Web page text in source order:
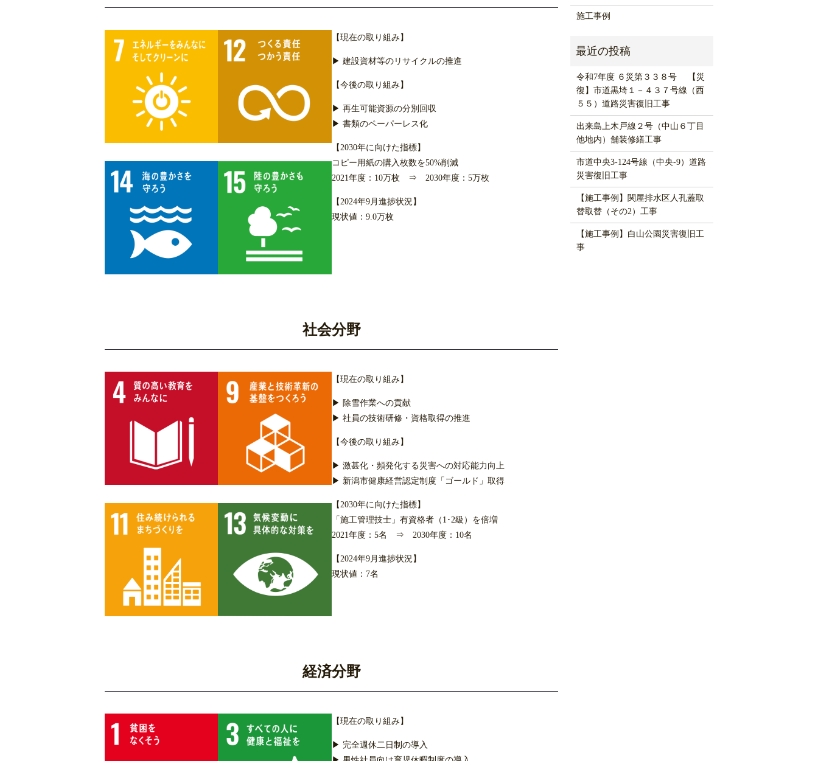
【現在の取り組み】
▶ 建設資材等のリサイクルの推進
【今後の取り組み】
▶ 再生可能資源の分別回収
▶ 書類のペーパーレス化
【2030年に向けた指標】
コピー用紙の購入枚数を50%削減
2021年度：10万枚 ⇒ 2030年度：5万枚
【2024年9月進捗状況】
現状値：9.0万枚
社会分野
【現在の取り組み】
▶ 除雪作業への貢献
▶ 社員の技術研修・資格取得の推進
【今後の取り組み】
▶ 激甚化・頻発化する災害への対応能力向上
▶ 新潟市健康経営認定制度「ゴールド」取得
【2030年に向けた指標】
「施工管理技士」有資格者（1･2級）を倍増
2021年度：5名 ⇒ 2030年度：10名
【2024年9月進捗状況】
現状値：7名
経済分野
【現在の取り組み】
▶ 完全週休二日制の導入
施工事例
令和7年度 ６災第３３８号 【災
復】市道黒埼１－４３７号線（西
５５）道路災害復旧工事
出来島上木戸線２号（中山６丁目
他地内）舗装修繕工事
市道中央3-124号線（中央-9）道路
災害復旧工事
【施工事例】関屋排水区人孔蓋取
替取替（その2）工事
【施工事例】白山公園災害復旧工
事